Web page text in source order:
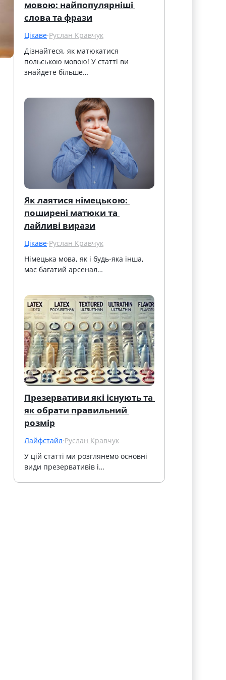
мовою: найпопулярніші
слова та фрази
Цікаве·Руслан Кравчук
Дізнайтеся, як матюкатися
польською мовою! У статті ви
знайдете більше…
Як лаятися німецькою:
поширені матюки та
лайливі вирази
Цікаве·Руслан Кравчук
Німецька мова, як і будь-яка інша,
має багатий арсенал…
Презервативи які існують та
як обрати правильний
розмір
Лайфстайл·Руслан Кравчук
У цій статті ми розглянемо основні
види презервативів і…